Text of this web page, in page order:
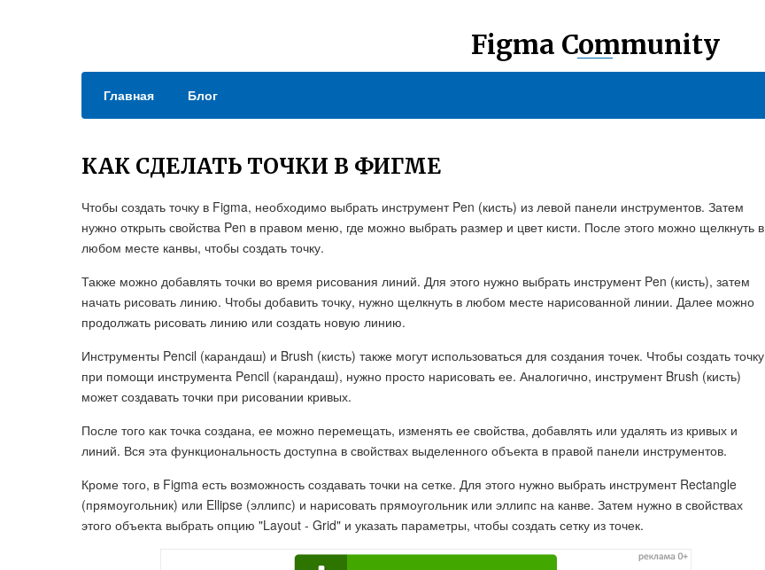
Figma Community
Главная Блог
КАК СДЕЛАТЬ ТОЧКИ В ФИГМЕ
Чтобы создать точку в Figma, необходимо выбрать инструмент Pen (кисть) из левой панели инструментов. Затем
нужно открыть свойства Pen в правом меню, где можно выбрать размер и цвет кисти. После этого можно щелкнуть в
любом месте канвы, чтобы создать точку.
Также можно добавлять точки во время рисования линий. Для этого нужно выбрать инструмент Pen (кисть), затем
начать рисовать линию. Чтобы добавить точку, нужно щелкнуть в любом месте нарисованной линии. Далее можно
продолжать рисовать линию или создать новую линию.
Инструменты Pencil (карандаш) и Brush (кисть) также могут использоваться для создания точек. Чтобы создать точку
при помощи инструмента Pencil (карандаш), нужно просто нарисовать ее. Аналогично, инструмент Brush (кисть)
может создавать точки при рисовании кривых.
После того как точка создана, ее можно перемещать, изменять ее свойства, добавлять или удалять из кривых и
линий. Вся эта функциональность доступна в свойствах выделенного объекта в правой панели инструментов.
Кроме того, в Figma есть возможность создавать точки на сетке. Для этого нужно выбрать инструмент Rectangle
(прямоугольник) или Ellipse (эллипс) и нарисовать прямоугольник или эллипс на канве. Затем нужно в свойствах
этого объекта выбрать опцию "Layout - Grid" и указать параметры, чтобы создать сетку из точек.